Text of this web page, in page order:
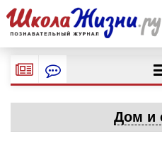
Дом и